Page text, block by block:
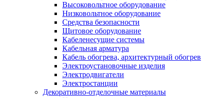
Высоковольтное оборудование
Низковольтное оборудование
Средства безопасности
Щитовое оборудование
Кабеленесущие системы
Кабельная арматура
Кабель обогрева, архитектурный обогрев
Электроустановочные изделия
Электродвигатели
Электростанции
Декоративно-отделочные материалы